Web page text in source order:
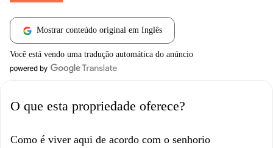
Mostrar conteúdo original em Inglês
Você está vendo uma tradução automática do anúncio
O que esta propriedade oferece?
Como é viver aqui de acordo com o senhorio